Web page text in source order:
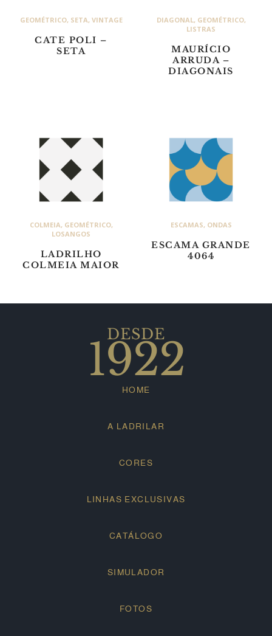
GEOMÉTRICO, SETA, VINTAGE
CATE POLI –
SETA
DIAGONAL, GEOMÉTRICO,
LISTRAS
MAURÍCIO
ARRUDA –
DIAGONAIS
COLMEIA, GEOMÉTRICO,
LOSANGOS
LADRILHO
COLMEIA MAIOR
ESCAMAS, ONDAS
ESCAMA GRANDE
4064
DESDE
1922
HOME
A LADRILAR
CORES
LINHAS EXCLUSIVAS
CATÁLOGO
SIMULADOR
FOTOS